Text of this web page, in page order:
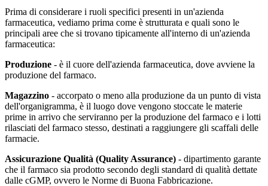
Prima di considerare i ruoli specifici presenti in un'azienda
farmaceutica, vediamo prima come è strutturata e quali sono le
principali aree che si trovano tipicamente all'interno di un'azienda
farmaceutica:
Produzione - è il cuore dell'azienda farmaceutica, dove avviene la
produzione del farmaco.
Magazzino - accorpato o meno alla produzione da un punto di vista
dell'organigramma, è il luogo dove vengono stoccate le materie
prime in arrivo che serviranno per la produzione del farmaco e i lotti
rilasciati del farmaco stesso, destinati a raggiungere gli scaffali delle
farmacie.
Assicurazione Qualità (Quality Assurance) - dipartimento garante
che il farmaco sia prodotto secondo degli standard di qualità dettate
dalle cGMP, ovvero le Norme di Buona Fabbricazione.